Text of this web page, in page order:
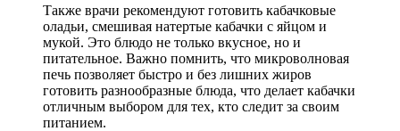
Также врачи рекомендуют готовить кабачковые
оладьи, смешивая натертые кабачки с яйцом и
мукой. Это блюдо не только вкусное, но и
питательное. Важно помнить, что микроволновая
печь позволяет быстро и без лишних жиров
готовить разнообразные блюда, что делает кабачки
отличным выбором для тех, кто следит за своим
питанием.